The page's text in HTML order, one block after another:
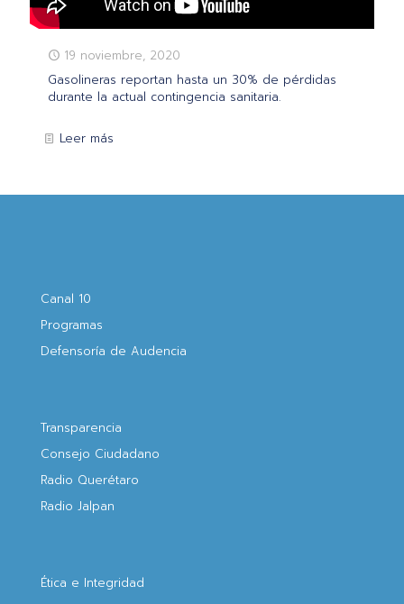
19 noviembre, 2020
Gasolineras reportan hasta un 30% de pérdidas
durante la actual contingencia sanitaria.
Leer más
Canal 10
Programas
Defensoría de Audencia
Transparencia
Consejo Ciudadano
Radio Querétaro
Radio Jalpan
Ética e Integridad